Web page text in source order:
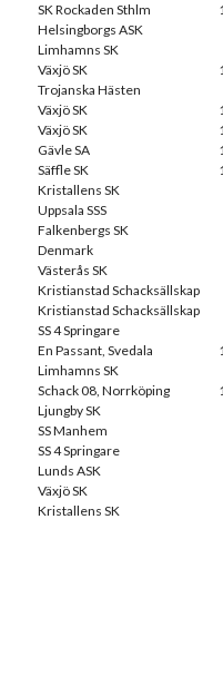
SK Rockaden Sthlm
Helsingborgs ASK
Limhamns SK
Växjö SK
Trojanska Hästen
Växjö SK
Växjö SK
Gävle SA
Säffle SK
Kristallens SK
Uppsala SSS
Falkenbergs SK
Denmark
Västerås SK
Kristianstad Schacksällskap
Kristianstad Schacksällskap
SS 4 Springare
En Passant, Svedala
Limhamns SK
Schack 08, Norrköping
Ljungby SK
SS Manhem
SS 4 Springare
Lunds ASK
Växjö SK
Kristallens SK